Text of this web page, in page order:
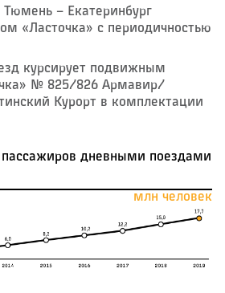
– ​Екатеринбург
«Ласточка» с периодичностью
курсирует подвижным
№ 825/826 Армавир/
Курорт в комплектации
дневными поездами
млн человек